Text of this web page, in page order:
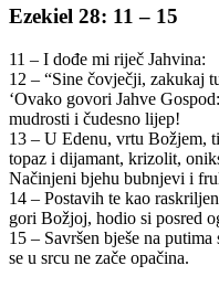
Ezekiel 28: 11 – 15
11 – I dođe mi riječ Jahvina:
12 – “Sine čovječji, zakukaj
‘Ovako govori Jahve
mudrosti i čudesno lijep!
13 – U Edenu, vrtu Božjem,
topaz i dijamant, krizolit,
Načinjeni bjehu bubnjevi i
14 – Postavih te kao
gori Božjoj, hodio si posred
15 – Savršen bješe na
se u srcu ne zače opačina.